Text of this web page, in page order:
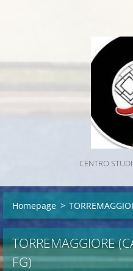
CENTRO
Homepage >
TORREMAGGIORE
FG)